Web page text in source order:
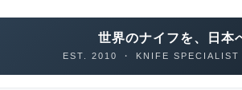
世界のナイフを、日本
EST. 2010 ・ KNIFE SPECIALIST